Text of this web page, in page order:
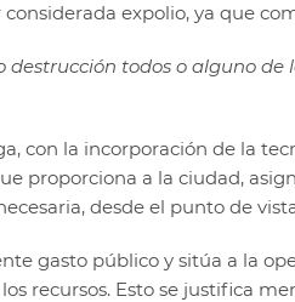
expolio, ya que
todos o alguno
con la incorporación de la
proporciona a la ciudad,
desde el punto de
gasto público y sitúa a la
recursos. Esto se justifica